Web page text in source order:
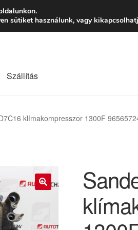
Hétfő-
Szállítás
klímakompresszor 1300F
sütiket használunk, vagy